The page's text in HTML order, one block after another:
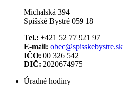
Michalská 394
Spišské Bystré 059 18
Tel.: +421 52 77 921 97
E-mail: obec@spisskebystre.sk
IČO: 00 326 542
DIČ: 2020674975
Úradné hodiny